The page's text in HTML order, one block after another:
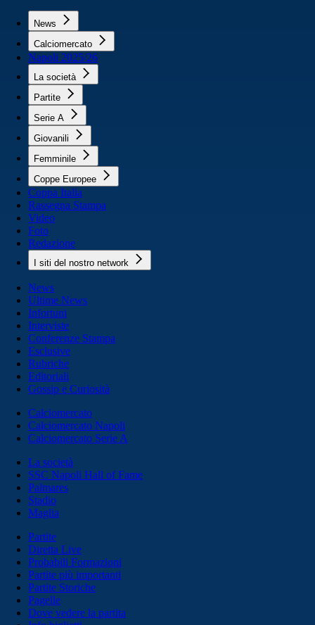
News
Calciomercato
Napoli 2025/26
La società
Partite
Serie A
Giovanili
Femminile
Coppe Europee
Coppa Italia
Rassegna Stampa
Video
Foto
Redazione
I siti del nostro network
News
Ultime News
Infortuni
Interviste
Conferenze Stampa
Esclusive
Rubriche
Editoriali
Gossip e Curiosità
Calciomercato
Calciomercato Napoli
Calciomercato Serie A
La società
SSC Napoli Hall of Fame
Palmares
Stadio
Maglia
Partite
Diretta Live
Probabili Formazioni
Partite più importanti
Partite Storiche
Pagelle
Dove vedere la partita